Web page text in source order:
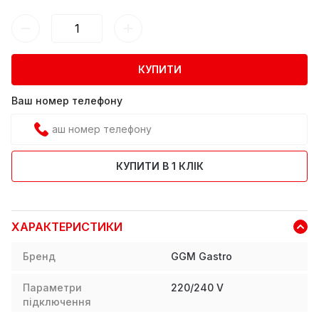
КУПИТИ
Ваш номер телефону
КУПИТИ В 1 КЛІК
ХАРАКТЕРИСТИКИ
Бренд GGM Gastro
Параметри
підключення
220/240 V